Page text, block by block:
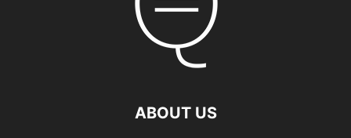
ABOUT US